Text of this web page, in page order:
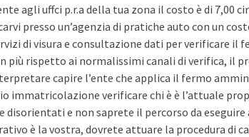
agli uffci p.r.a della tua zona il costo è di 7,00
presso un’agenzia di pratiche auto con un
di visura e consultazione dati per verificare
più rispetto ai normalissimi canali di verifica, il
capire l’ente che applica il fermo
immatricolazione verificare chi è è l’attuale
disorientati e non saprete il percorso da eseguire
è la vostra, dovrete attuare la procedura di